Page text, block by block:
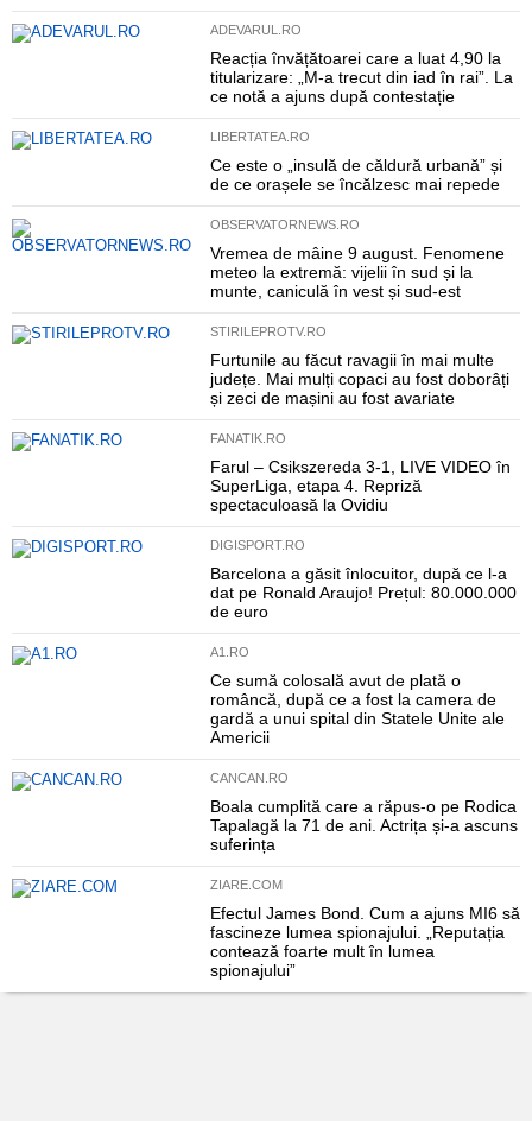
ADEVARUL.RO
Reacția învățătoarei care a luat 4,90 la
titularizare: „M-a trecut din iad în rai”. La
ce notă a ajuns după contestație
LIBERTATEA.RO
Ce este o „insulă de căldură urbană” și
de ce orașele se încălzesc mai repede
OBSERVATORNEWS.RO
Vremea de mâine 9 august. Fenomene
meteo la extremă: vijelii în sud și la
munte, caniculă în vest și sud-est
STIRILEPROTV.RO
Furtunile au făcut ravagii în mai multe
județe. Mai mulți copaci au fost doborâți
și zeci de mașini au fost avariate
FANATIK.RO
Farul – Csikszereda 3-1, LIVE VIDEO în
SuperLiga, etapa 4. Repriză
spectaculoasă la Ovidiu
DIGISPORT.RO
Barcelona a găsit înlocuitor, după ce l-a
dat pe Ronald Araujo! Prețul: 80.000.000
de euro
A1.RO
Ce sumă colosală avut de plată o
româncă, după ce a fost la camera de
gardă a unui spital din Statele Unite ale
Americii
CANCAN.RO
Boala cumplită care a răpus-o pe Rodica
Tapalagă la 71 de ani. Actrița și-a ascuns
suferința
ZIARE.COM
Efectul James Bond. Cum a ajuns MI6 să
fascineze lumea spionajului. „Reputația
contează foarte mult în lumea
spionajului”